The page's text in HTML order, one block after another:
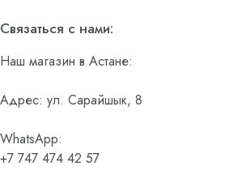
Связаться с нами:
Наш магазин в Астане:
Адрес: ул. Сарайшык, 8
WhatsApp:
+7 747 474 42 57